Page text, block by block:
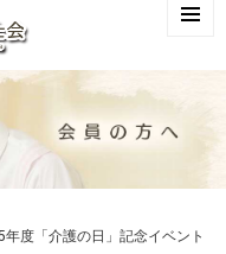
年度「介護の日」記念イベント